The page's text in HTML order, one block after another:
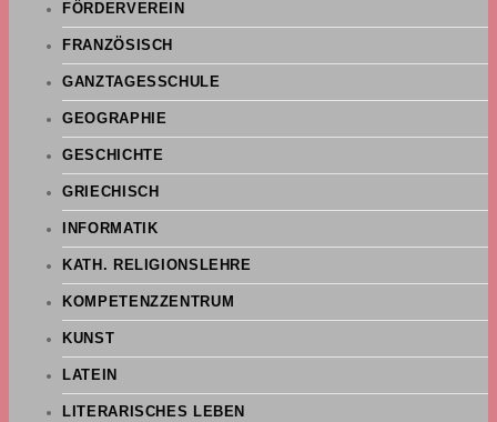
FÖRDERVEREIN
FRANZÖSISCH
GANZTAGESSCHULE
GEOGRAPHIE
GESCHICHTE
GRIECHISCH
INFORMATIK
KATH. RELIGIONSLEHRE
KOMPETENZZENTRUM
KUNST
LATEIN
LITERARISCHES LEBEN